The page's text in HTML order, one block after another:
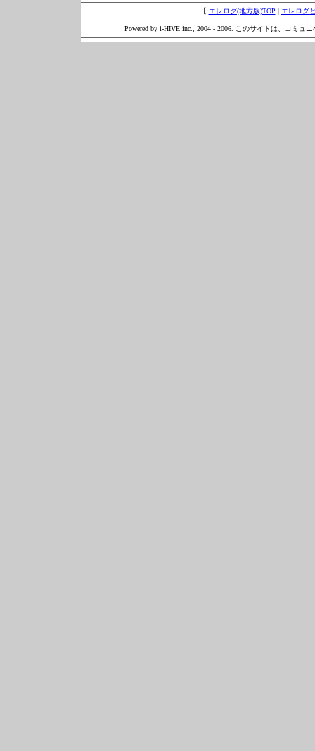
【 エレログ(地方版)TOP | エレログ
Powered by i-HIVE inc., 2004 - 2006. このサイトは、コミュ